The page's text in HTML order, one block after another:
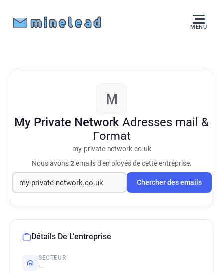
MENU
M
My Private Network Adresses mail &
Format
my-private-network.co.uk
Nous avons2emails d'employés de cette entreprise.
Chercher des emails
Détails De L'entreprise
SECTEUR
—